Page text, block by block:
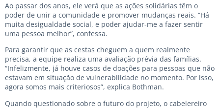
Ao passar dos anos, ele verá que as ações solidárias têm o
poder de unir a comunidade e promover mudanças reais. “Há
muita desigualdade social, e poder ajudar-me a fazer sentir
uma pessoa melhor”, confessa.
Para garantir que as cestas cheguem a quem realmente
precisa, a equipe realiza uma avaliação prévia das famílias.
“Infelizmente, já houve casos de doações para pessoas que não
estavam em situação de vulnerabilidade no momento. Por isso,
agora somos mais criteriosos”, explica Bothman.
Quando questionado sobre o futuro do projeto, o cabelereiro